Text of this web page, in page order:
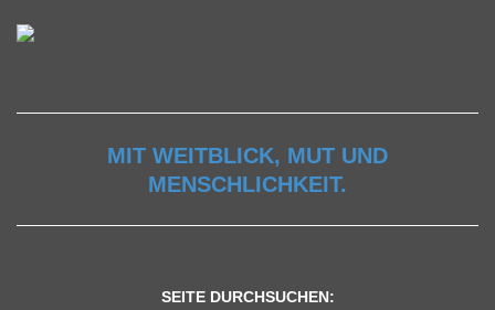
MIT WEITBLICK, MUT UND
MENSCHLICHKEIT.
SEITE DURCHSUCHEN: